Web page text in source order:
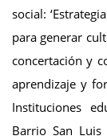
social:
para generar
concertación y
aprendizaje y
Instituciones
Barrio San Luis